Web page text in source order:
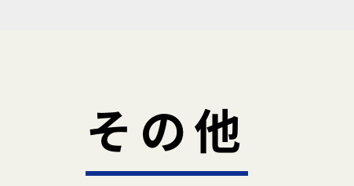
その他